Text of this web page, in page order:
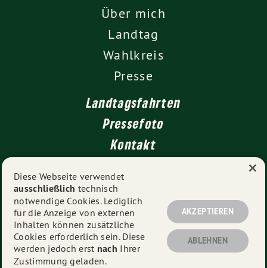
Über mich
Landtag
Wahlkreis
Presse
Landtagsfahrten
Pressefoto
Kontakt
Impressum
Datenschutz
© 2026 Martina Braun MdL - Alle Rechte vorbehalten.
Diese Webseite verwendet
ausschließlich technisch
notwendige Cookies. Lediglich
für die Anzeige von externen
Inhalten können zusätzliche
Cookies erforderlich sein. Diese
werden jedoch erst nach Ihrer
Zustimmung geladen.
AKZEPTIEREN
ABLEHNEN
×